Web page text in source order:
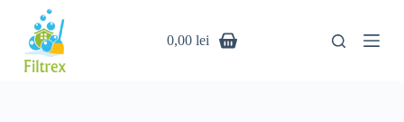
299,00 0,00 lei